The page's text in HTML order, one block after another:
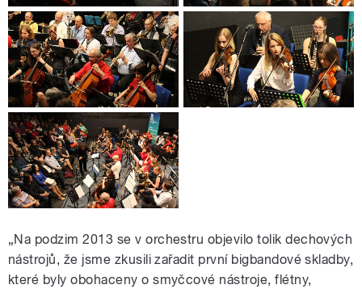
„Na podzim 2013 se v orchestru objevilo tolik dechových
nástrojů, že jsme zkusili zařadit první bigbandové skladby,
které byly obohaceny o smyčcové nástroje, flétny,